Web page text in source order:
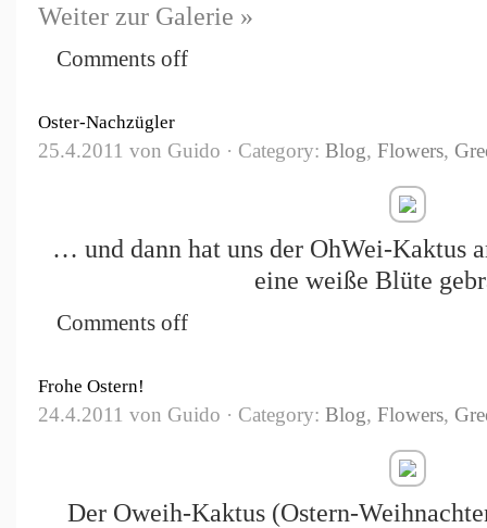
Weiter zur Galerie »
Comments off
Oster-Nachzügler
25.4.2011 von Guido · Category: Blog, Flowers,
… und dann hat uns der OhWei-Kaktus
eine weiße Blüte
Comments off
Frohe Ostern!
24.4.2011 von Guido · Category: Blog, Flowers,
Der Oweih-Kaktus (Ostern-